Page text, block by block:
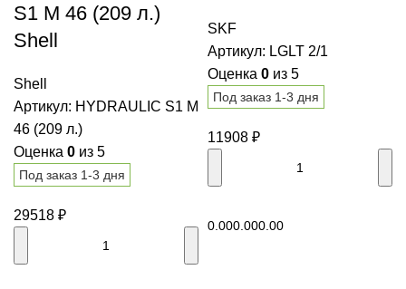
S1 M 46 (209 л.)
Shell
Shell
Артикул: HYDRAULIC S1 M
46 (209 л.)
Оценка 0 из 5
Под заказ 1-3 дня
29518 ₽
SKF
Артикул: LGLT 2/1
Оценка 0 из 5
Под заказ 1-3 дня
11908 ₽
0.000.000.00